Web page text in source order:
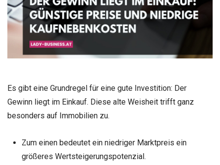
Es gibt eine Grundregel für eine gute Investition: Der
Gewinn liegt im Einkauf. Diese alte Weisheit trifft ganz
besonders auf Immobilien zu.
Zum einen bedeutet ein niedriger Marktpreis ein
größeres Wertsteigerungspotenzial.